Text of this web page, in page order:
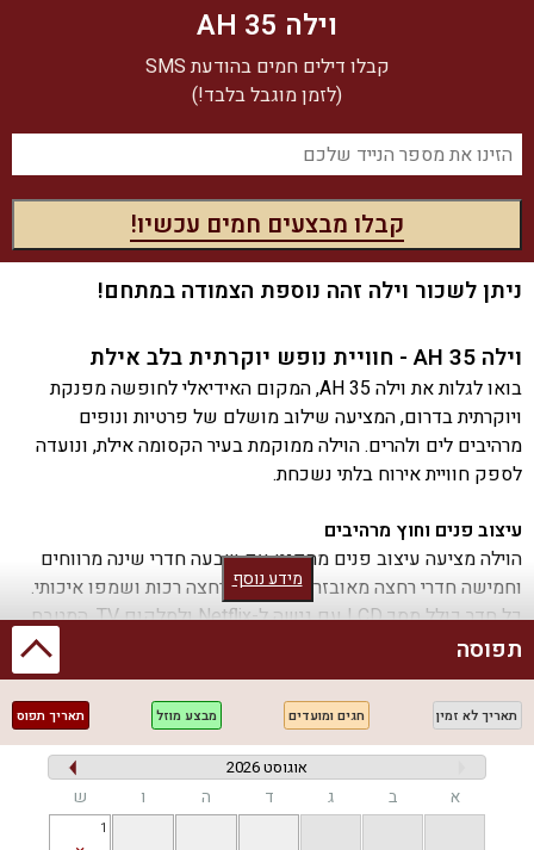
וילה AH 35
קבלו דילים חמים בהודעת SMS
(לזמן מוגבל בלבד!)
ניתן לשכור וילה זהה נוספת הצמודה במתחם!
וילה AH 35 - חוויית נופש יוקרתית בלב אילת
בואו לגלות את וילה AH 35, המקום האידיאלי לחופשה מפנקת
ויוקרתית בדרום, המציעה שילוב מושלם של פרטיות ונופים
מרהיבים לים ולהרים. הוילה ממוקמת בעיר הקסומה אילת, ונועדה
לספק חוויית אירוח בלתי נשכחת.
עיצוב פנים וחוץ מרהיבים
הוילה מציעה עיצוב פנים מהפנט עם שבעה חדרי שינה מרווחים
וחמישה חדרי רחצה מאובזרים במגבות רחצה רכות ושמפו איכותי.
כל חדר כולל מסך LCD עם גישה ל-Netflix ולסלקום TV. המטבח
מאובזר בקפידה עם מכונת אספרסו, מדיח כלים ותמי 4, כך שתוכלו
ליהנות מארוחות גורמה במקום.
מתחם חיצוני מפנק
המתחם החיצוני מציע חוויית נופש ייחודית עם בריכת שחייה פרטית
ומגודרת, מטבח חיצוני מאובזר, ערסל פסטורלי ופינות ישיבה נוחות.
לאוהבי המנגל, קיימת עמדת BBQ מאובזרת. המתחם מתאים
לאירועים (בתיאום מראש) ומציע חנייה פרטית לנוחות האורחים.
מידע נוסף
תפוסה
תאריך לא זמין חגים ומועדים מבצע מוזל תאריך תפוס
אוגוסט 2026
א ב ג ד ה ו ש
1